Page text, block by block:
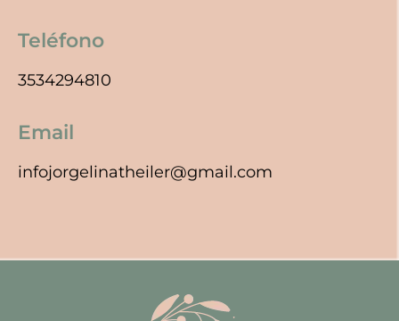
Teléfono
3534294810
Email
infojorgelinatheiler@gmail.com